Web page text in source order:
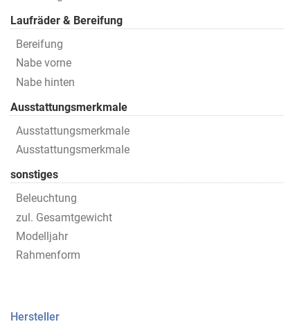
Laufräder & Bereifung
Bereifung
Nabe vorne
Nabe hinten
Ausstattungsmerkmale
Ausstattungsmerkmale
Ausstattungsmerkmale
sonstiges
Beleuchtung
zul. Gesamtgewicht
Modelljahr
Rahmenform
Hersteller